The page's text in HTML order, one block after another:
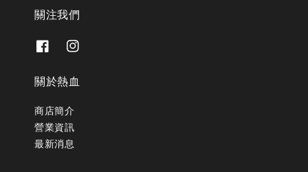
關注我們
關於熱血
商店簡介
營業資訊
最新消息